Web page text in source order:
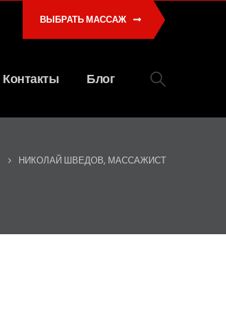
ВЫБРАТЬ МАССАЖ
Контакты Блог
НИКОЛАЙ ШВЕДОВ, МАССАЖИСТ